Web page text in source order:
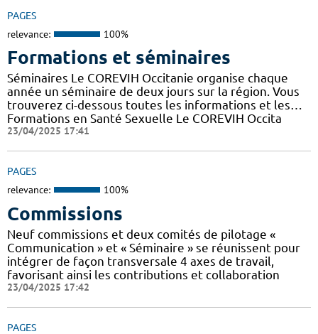
PAGES
relevance: 100%
Formations et séminaires
Séminaires Le COREVIH Occitanie organise chaque
année un séminaire de deux jours sur la région. Vous
trouverez ci-dessous toutes les informations et les…
Formations en Santé Sexuelle Le COREVIH Occita
23/04/2025 17:41
PAGES
relevance: 100%
Commissions
Neuf commissions et deux comités de pilotage «
Communication » et « Séminaire » se réunissent pour
intégrer de façon transversale 4 axes de travail,
favorisant ainsi les contributions et collaboration
23/04/2025 17:42
PAGES